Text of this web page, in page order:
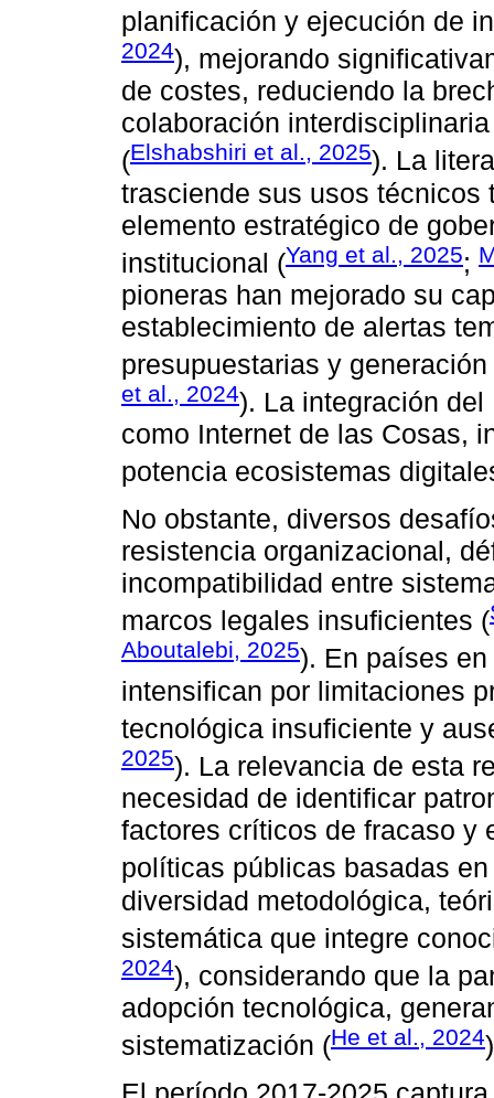
planificación y ejecución de
2024), mejorando
de costes, reduciendo la
colaboración
(Elshabshiri et al., 2025). La
trasciende sus usos técnicos
elemento estratégico de
institucional (Yang et al., 2025;
pioneras han mejorado su
establecimiento de alertas
presupuestarias y
et al., 2024). La integración
como Internet de las Cosas,
potencia ecosistemas
No obstante, diversos
resistencia organizacional,
incompatibilidad entre
marcos legales insuficientes (
Aboutalebi, 2025). En países
intensifican por limitaciones
tecnológica insuficiente y
2025). La relevancia de esta
necesidad de identificar
factores críticos de fracaso y
políticas públicas basadas
diversidad metodológica,
sistemática que integre
2024), considerando que la
adopción tecnológica,
sistematización (He et al., 2024